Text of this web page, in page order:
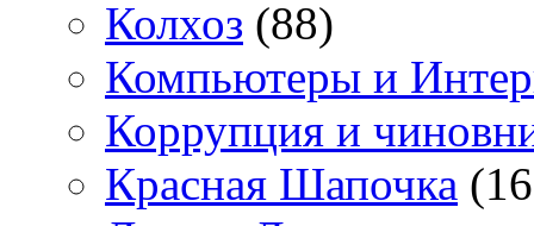
Колхоз (88)
Компьютеры и
Коррупция и
Красная Шапочка